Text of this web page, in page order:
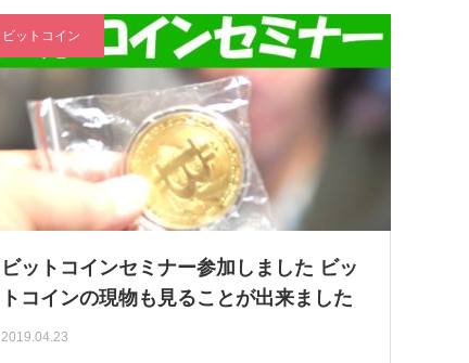
ビットコイン
ビットコインセミナー参加しました ビッ
トコインの現物も見ることが出来ました
2019.04.23